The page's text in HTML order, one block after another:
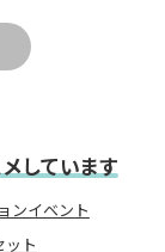
しています
ンイベント
ト